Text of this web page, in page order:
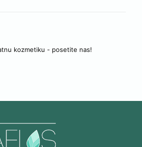
kozmetiku - posetite nas!